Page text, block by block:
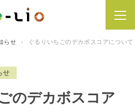
らせ ぐるりいちごのデカボスコアについて
せ
のデカボスコア